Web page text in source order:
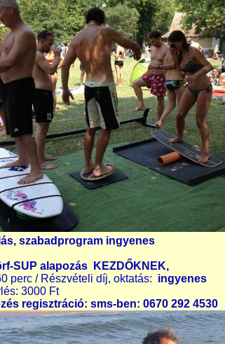
szabadprogram ingyenes
SUP alapozás
KEZDŐKNEK,
perc / Részvételi díj, oktatás: ingyenes
3000 Ft
regisztráció: sms-ben: 0670 292 4530